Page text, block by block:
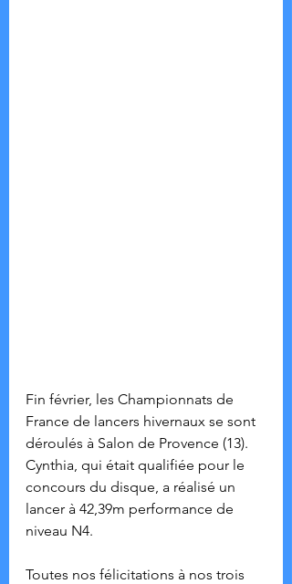
Fin février, les Championnats de
France de lancers hivernaux se sont
déroulés à Salon de Provence (13).
Cynthia, qui était qualifiée pour le
concours du disque, a réalisé un
lancer à 42,39m performance de
niveau N4.
Toutes nos félicitations à nos trois